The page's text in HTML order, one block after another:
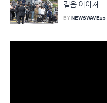
걸음 이어져
BY NEWSWAVE25